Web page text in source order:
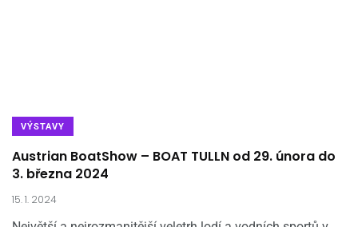
VÝSTAVY
Austrian BoatShow – BOAT TULLN od 29. února do
3. března 2024
15. 1. 2024